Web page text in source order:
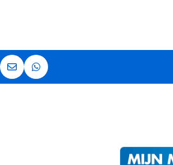
op LinkedIn
Deel via e-mail
Deel via WhatsApp